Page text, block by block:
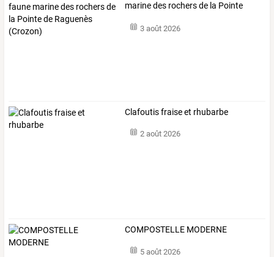
marinedes rochersde la Pointe
3 août 2026
Clafoutis fraise et rhubarbe
2 août 2026
COMPOSTELLE MODERNE
5 août 2026